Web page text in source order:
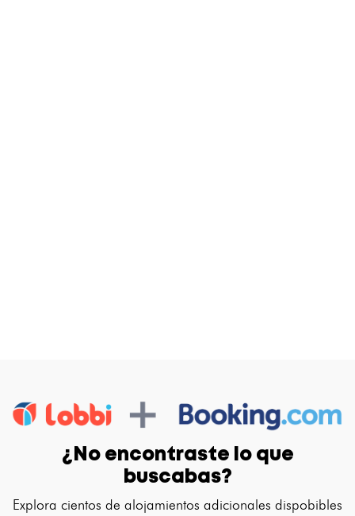
¿No encontraste lo que
buscabas?
Explora cientos de alojamientos adicionales dispobibles